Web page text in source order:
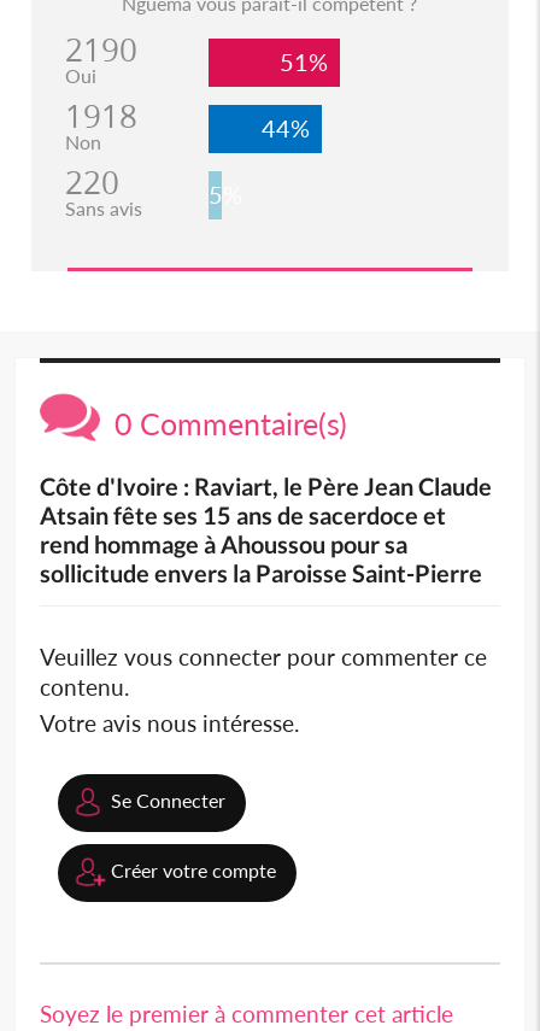
2190
Oui 51%
1918
Non 44%
220
Sans avis 5%
0 Commentaire(s)
Côte d'Ivoire : Raviart, le Père Jean Claude
Atsain fête ses 15 ans de sacerdoce et
rend hommage à Ahoussou pour sa
sollicitude envers la Paroisse Saint-Pierre
Veuillez vous connecter pour commenter ce
contenu.
Votre avis nous intéresse.
Se Connecter
Créer votre compte
Soyez le premier à commenter cet article